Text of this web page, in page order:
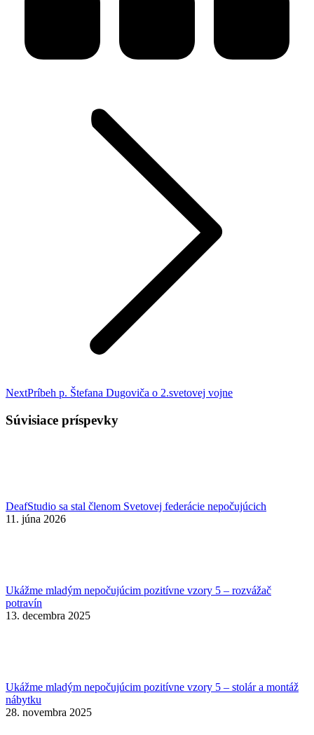
NextNasledujúci
Príbeh p. Štefana Dugoviča o 2.svetovej vojne
Súvisiace príspevky
DeafStudio sa stal členom Svetovej federácie nepočujúcich
11. júna 2026
Ukážme mladým nepočujúcim pozitívne vzory 5 – rozvážač
potravín
13. decembra 2025
Ukážme mladým nepočujúcim pozitívne vzory 5 – stolár a montáž
nábytku
28. novembra 2025